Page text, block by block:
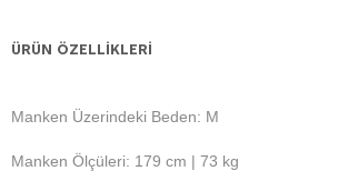
ÜRÜN ÖZELLIKLERI
Manken Üzerindeki Beden: M
Manken Ölçüleri: 179 cm | 73 kg